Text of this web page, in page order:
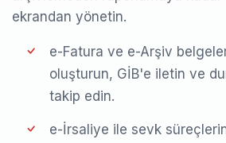
ekrandan yönetin.
e-Fatura ve e-Arşiv
oluşturun, GİB'e iletin ve
takip edin.
e-İrsaliye ile sevk